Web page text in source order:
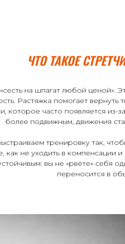
ЧТО ТАКОЕ
на шпагат любой ценой».
Растяжка помогает вернуть
которое часто появляется из-
более подвижным, движения
тренировку так,
как не уходить в компенсации
вы не «рвёте» себя
переносится в